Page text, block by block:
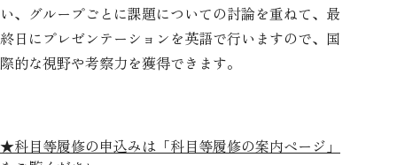
い、グループごとに課題についての討論を重ねて、最
終日にプレゼンテーションを英語で行いますので、国
際的な視野や考察力を獲得できます。
★科目等履修の申込みは「科目等履修の案内ページ」